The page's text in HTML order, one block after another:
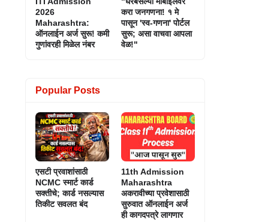
2026
Maharashtra:
ऑनलाईन अर्ज सुरू! कमी
गुणांवरही मिळेल नंबर
करा जनगणना! १ मे
पासून 'स्व-गणना' पोर्टल
सुरू; असा वाचवा आपला
वेळ!"
Popular Posts
एसटी प्रवाशांसाठी
NCMC स्मार्ट कार्ड
सक्तीचे; कार्ड नसल्यास
तिकीट सवलत बंद
11th Admission
Maharashtra
अकरावीच्या प्रवेशासाठी
सुरुवात ऑनलाईन अर्ज
ही कागदपत्रे लागणार